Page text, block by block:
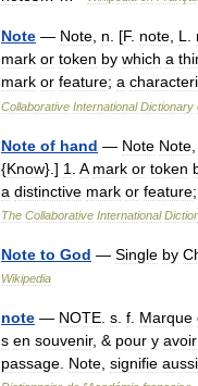
Note — Note n . [F. note L
mark or token by which a
mark or feature; a
Collaborative International Dictionary
Note of hand — Note Note
{Know}.] 1 A mark or token
a distinctive mark or feature;
The Collaborative International
Note to God — Single by
Wikipedia
note — NOTE s f Marque
s en souvenir, & pour y avoir
passage Note signifie aussi